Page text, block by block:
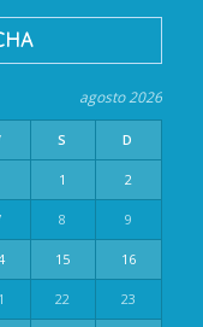
agosto 2026
S D
1 2
8 9
15 16
22 23